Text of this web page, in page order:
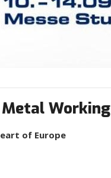
Working
of Europe